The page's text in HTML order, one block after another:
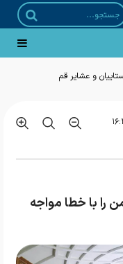
و عشایر قم
را با خطا مواجه